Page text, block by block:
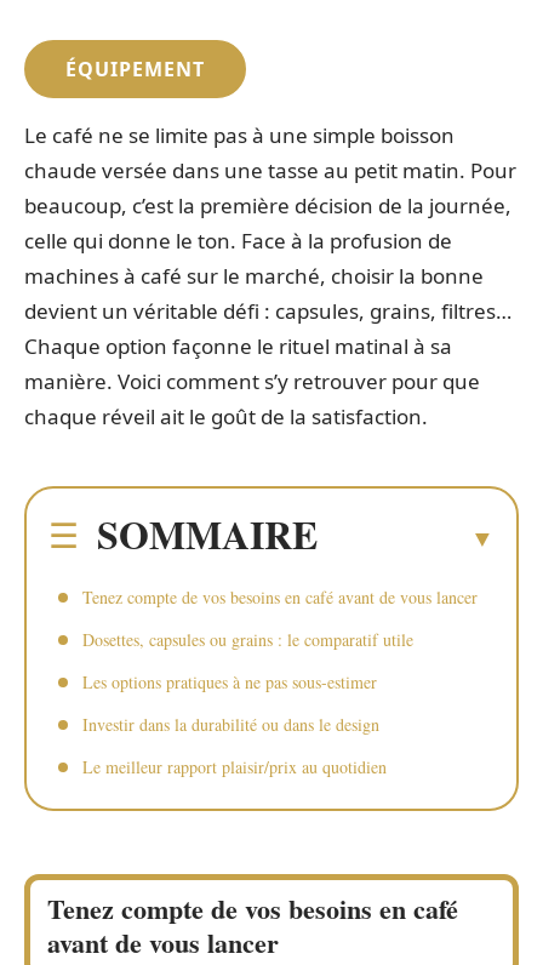
ÉQUIPEMENT
Le café ne se limite pas à une simple boisson
chaude versée dans une tasse au petit matin. Pour
beaucoup, c’est la première décision de la journée,
celle qui donne le ton. Face à la profusion de
machines à café sur le marché, choisir la bonne
devient un véritable défi : capsules, grains, filtres…
Chaque option façonne le rituel matinal à sa
manière. Voici comment s’y retrouver pour que
chaque réveil ait le goût de la satisfaction.
SOMMAIRE
Tenez compte de vos besoins en café avant de vous lancer
Dosettes, capsules ou grains : le comparatif utile
Les options pratiques à ne pas sous-estimer
Investir dans la durabilité ou dans le design
Le meilleur rapport plaisir/prix au quotidien
Tenez compte de vos besoins en café
avant de vous lancer